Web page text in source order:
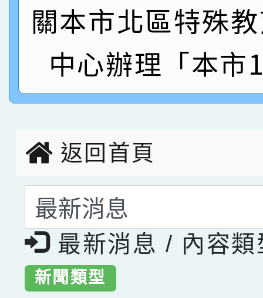
名 指導老師王老師、
園市英語競賽國小朗讀
指導老師林老師
賀！本校參加桃園市中
賽 劉文瑛教師榮獲教
賀！本校參與2026世
關本市北區特殊
中心辦理「本市
返回首頁
選擇後頁面內容會更
最新消息 / 內容類
新聞類型